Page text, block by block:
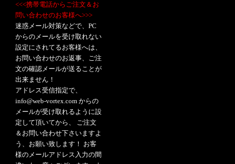
<<<携帯電話からご注文＆お
問い合わせのお客様へ>>>
迷惑メール対策などで、PC
からのメールを受け取れない
設定にされてるお客様へは、
お問い合わせのお返事、ご注
文の確認メールが送ることが
出来ません！
アドレス受信指定で、
info@web-vortex.com からの
メールが受け取れるように設
定して頂いてから、 ご注文
＆お問い合わせ下さいますよ
う、お願い致します！ お客
様のメールアドレス入力の間